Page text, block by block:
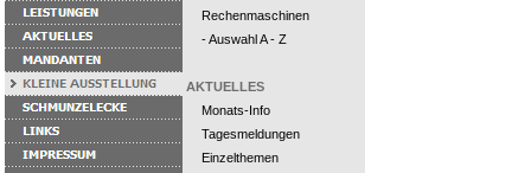
Rechenmaschinen
- Auswahl A - Z
AKTUELLES
Monats-Info
Tagesmeldungen
Einzelthemen